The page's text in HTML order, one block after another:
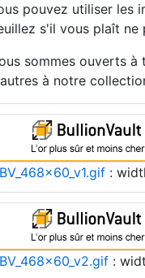
pouvez utiliser les
s'il vous plaît ne
sommes ouverts
à notre
BV_468x60_v1.gif :
BV_468x60_v2.gif :